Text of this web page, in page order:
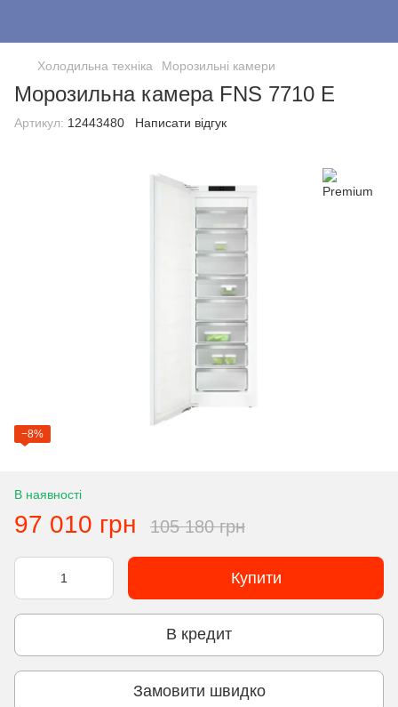
Холодильна техніка Морозильні камери
Морозильна камера FNS 7710 E
Артикул: 12443480 Написати відгук
−8%
В наявності
97 010 грн 105 180 грн
Купити
В кредит
Замовити швидко